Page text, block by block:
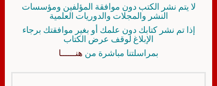
لا يتم نشر الكتب دون موافقة المؤلفين ومؤسسات
النشر والمجلات والدوريات العلمية
إذا تم نشر كتابك دون علمك أو بغير موافقتك برجاء
الإبلاغ لوقف عرض الكتاب
بمراسلتنا مباشرة من هنــــــا